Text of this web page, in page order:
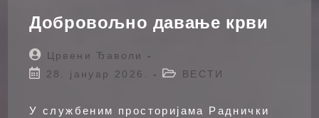
Добровољно давање крви
Post
author:
Црвени Ђаволи
Post28. јануар 2026.
PostВЕСТИ
У службеним просторијама Раднички